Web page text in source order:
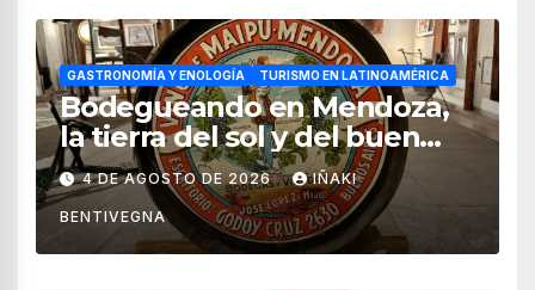
GASTRONOMÍA Y ENOLOGÍA TURISMO EN LATINOAMÉRICA
Bodegueando en Mendoza,
la tierra del sol y del buen
vino
4 DE AGOSTO DE 2026 IÑAKI
BENTIVEGNA